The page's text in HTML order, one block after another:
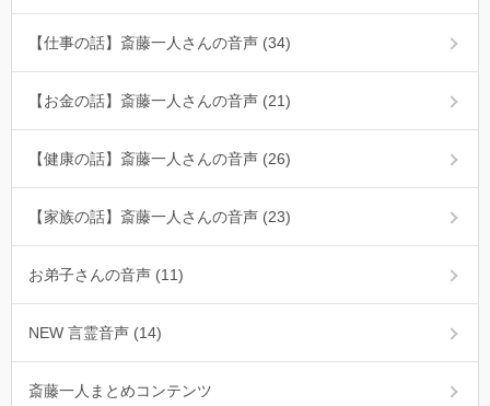
【仕事の話】斎藤一人さんの音声 (34)
【お金の話】斎藤一人さんの音声 (21)
【健康の話】斎藤一人さんの音声 (26)
【家族の話】斎藤一人さんの音声 (23)
お弟子さんの音声 (11)
NEW 言霊音声 (14)
斎藤一人まとめコンテンツ